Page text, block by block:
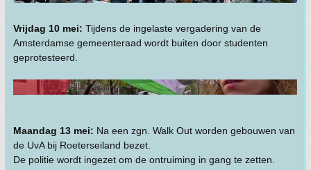
Vrijdag 10 mei: Tijdens de ingelaste vergadering van de
Amsterdamse gemeenteraad wordt buiten door studenten
geprotesteerd.
Maandag 13 mei: Na een zgn. Walk Out worden gebouwen van
de UvA bij Roeterseiland bezet.
De politie wordt ingezet om de ontruiming in gang te zetten.